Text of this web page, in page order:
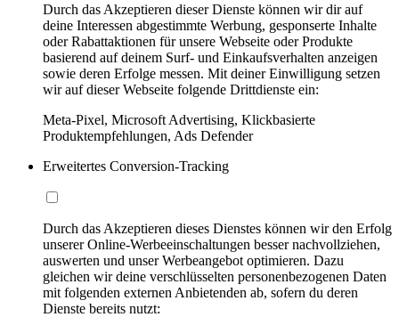
Durch das Akzeptieren dieser Dienste können wir dir auf
deine Interessen abgestimmte Werbung, gesponserte Inhalte
oder Rabattaktionen für unsere Webseite oder Produkte
basierend auf deinem Surf- und Einkaufsverhalten anzeigen
sowie deren Erfolge messen. Mit deiner Einwilligung setzen
wir auf dieser Webseite folgende Drittdienste ein:
Meta-Pixel, Microsoft Advertising, Klickbasierte
Produktempfehlungen, Ads Defender
Erweitertes Conversion-Tracking
Durch das Akzeptieren dieses Dienstes können wir den Erfolg
unserer Online-Werbeeinschaltungen besser nachvollziehen,
auswerten und unser Werbeangebot optimieren. Dazu
gleichen wir deine verschlüsselten personenbezogenen Daten
mit folgenden externen Anbietenden ab, sofern du deren
Dienste bereits nutzt: